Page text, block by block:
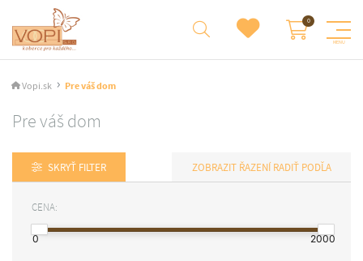
Vopi.sk Pre váš dom
Pre váš dom
SKRYŤ FILTER RADIŤ PODĽA
CENA:
0 2000